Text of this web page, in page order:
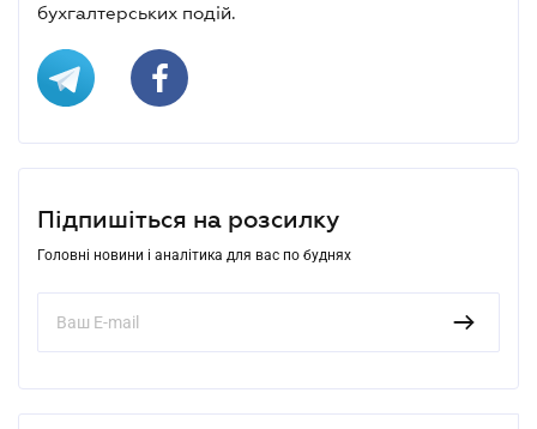
бухгалтерських подій.
Підпишіться на розсилку
Головні новини і аналітика для вас по буднях